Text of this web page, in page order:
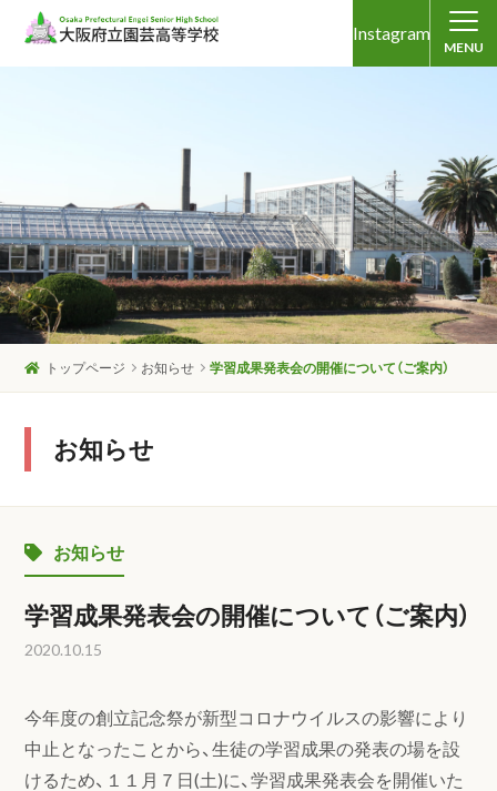
Instagram
MENU
トップページ お知らせ 学習成果発表会の開催について（ご案内）
お知らせ
お知らせ
学習成果発表会の開催について（ご案内）
2020.10.15
今年度の創立記念祭が新型コロナウイルスの影響により
中止となったことから、生徒の学習成果の発表の場を設
けるため、１１月７日(土)に、学習成果発表会を開催いた